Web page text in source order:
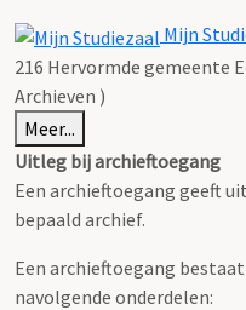
Mijn
216 Hervormde gemeente
Archieven )
Meer...
Uitleg bij archieftoegang
Een archieftoegang geeft
bepaald archief.
Een archieftoegang
navolgende onderdelen: